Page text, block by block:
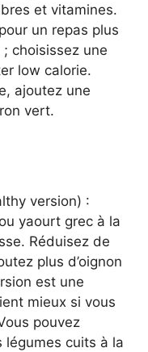
et vitamines.
un repas plus
choisissez une
low calorie.
ajoutez une
vert.
version) :
yaourt grec à la
Réduisez de
plus d’oignon
est une
mieux si vous
pouvez
légumes cuits à la